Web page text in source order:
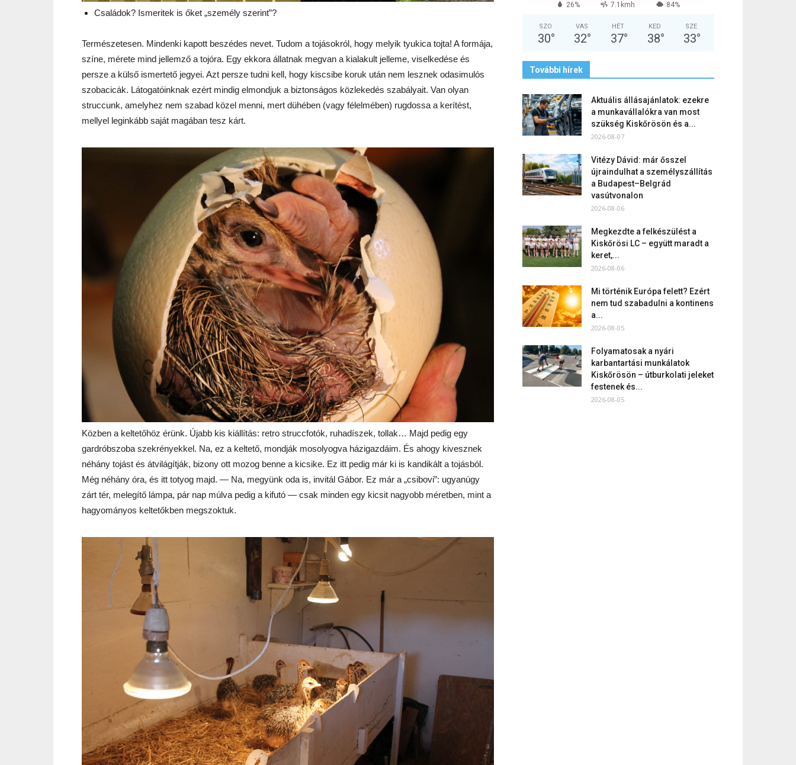
Családok? Ismeritek is őket „személy szerint”?
Természetesen. Mindenki kapott beszédes nevet. Tudom a tojásokról, hogy melyik tyukica tojta! A formája,
színe, mérete mind jellemző a tojóra. Egy ekkora állatnak megvan a kialakult jelleme, viselkedése és
persze a külső ismertető jegyei. Azt persze tudni kell, hogy kiscsibe koruk után nem lesznek odasimulós
szobacicák. Látogatóinknak ezért mindig elmondjuk a biztonságos közlekedés szabályait. Van olyan
struccunk, amelyhez nem szabad közel menni, mert dühében (vagy félelmében) rugdossa a kerítést,
mellyel leginkább saját magában tesz kárt.
Közben a keltetőhöz érünk. Újabb kis kiállítás: retro struccfotók, ruhadíszek, tollak… Majd pedig egy
gardróbszoba szekrényekkel. Na, ez a keltető, mondják mosolyogva házigazdáim. És ahogy kivesznek
néhány tojást és átvilágítják, bizony ott mozog benne a kicsike. Ez itt pedig már ki is kandikált a tojásból.
Még néhány óra, és itt totyog majd. — Na, megyünk oda is, invitál Gábor. Ez már a „csibovi”: ugyanúgy
zárt tér, melegítő lámpa, pár nap múlva pedig a kifutó — csak minden egy kicsit nagyobb méretben, mint a
hagyományos keltetőkben megszoktuk.
26% 7.1kmh 84%
SZO
30°
VAS
32°
HÉT
37°
KED
38°
SZE
33°
További hírek
Aktuális állásajánlatok: ezekre
a munkavállalókra van most
szükség Kiskőrösön és a...
2026-08-07
Vitézy Dávid: már ősszel
újraindulhat a személyszállítás
a Budapest–Belgrád
vasútvonalon
2026-08-06
Megkezdte a felkészülést a
Kiskőrösi LC – együtt maradt a
keret,...
2026-08-06
Mi történik Európa felett? Ezért
nem tud szabadulni a kontinens
a...
2026-08-05
Folyamatosak a nyári
karbantartási munkálatok
Kiskőrösön – útburkolati jeleket
festenek és...
2026-08-05